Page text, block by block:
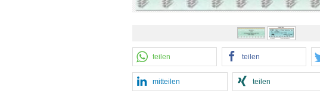
teilen teilen
mitteilen teilen